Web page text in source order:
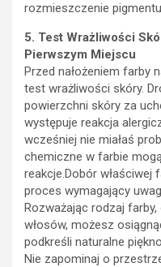
rozmieszczenie
5. Test Wrażliwości
Pierwszym Miejscu
Przed nałożeniem farby
test wrażliwości skóry.
powierzchni skóry za
występuje reakcja
wcześniej nie miałaś
chemiczne w farbie
reakcje.Dobór właściwej
proces wymagający
Rozważając rodzaj
włosów, możesz
podkreśli naturalne
Nie zapominaj o